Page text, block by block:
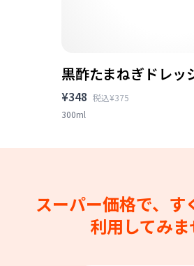
黒酢たまねぎドレッ
¥348 税込¥375
300ml
スーパー価格で、す
利用してみま